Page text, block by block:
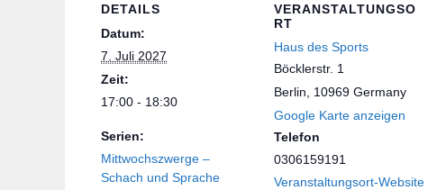
DETAILS
Datum:
7. Juli 2027
Zeit:
17:00 - 18:30
Serien:
Mittwochszwerge –
Schach und Sprache
VERANSTALTUNGSO
RT
Haus des Sports
Böcklerstr. 1
Berlin
10969 Germany
Google Karte anzeigen
Telefon
0306159191
Veranstaltungsort-Website